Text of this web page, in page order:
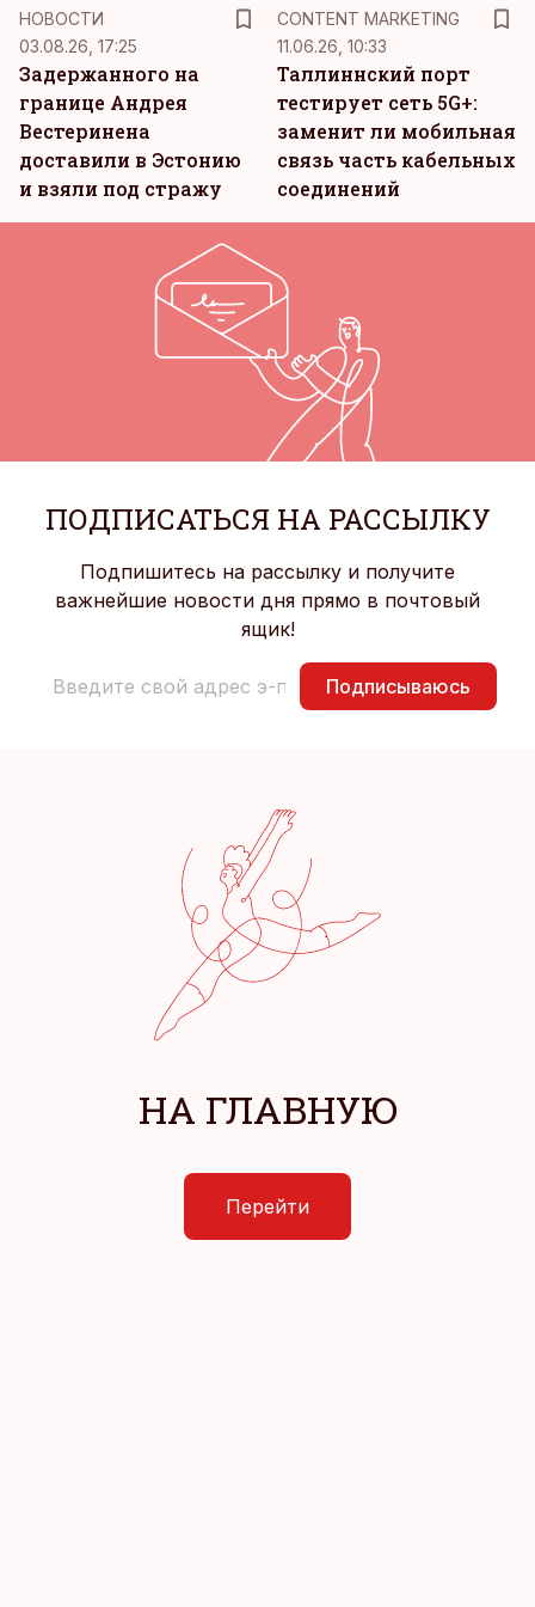
НОВОСТИ
03.08.26, 17:25
Задержанного на
границе Андрея
Вестеринена
доставили в Эстонию
и взяли под стражу
CONTENT MARKETING
11.06.26, 10:33
Таллиннский порт
тестирует сеть 5G+:
заменит ли мобильная
связь часть кабельных
соединений
ПОДПИСАТЬСЯ НА РАССЫЛКУ
Подпишитесь на рассылку и получите
важнейшие новости дня прямо в почтовый
ящик!
Подписываюсь
НА ГЛАВНУЮ
Перейти